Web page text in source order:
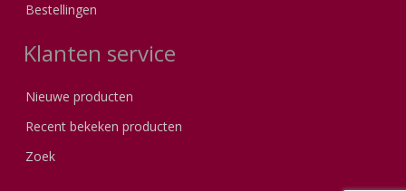
Bestellingen
Klanten service
Nieuwe producten
Recent bekeken producten
Zoek